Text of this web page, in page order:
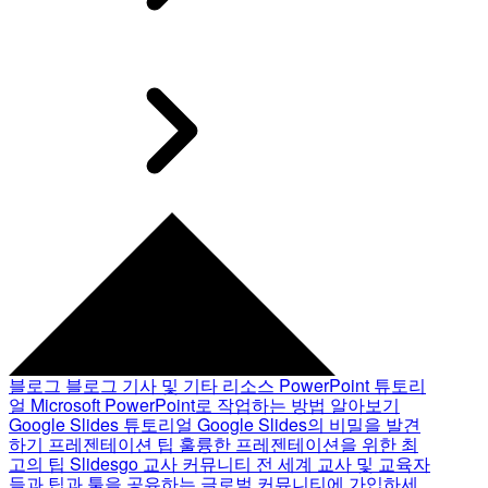
블로그 블로그 기사 및 기타 리소스 PowerPoint 튜토리
얼 Microsoft PowerPoint로 작업하는 방법 알아보기
Google Slides 튜토리얼 Google Slides의 비밀을 발견
하기 프레젠테이션 팁 훌륭한 프레젠테이션을 위한 최
고의 팁 Slidesgo 교사 커뮤니티 전 세계 교사 및 교육자